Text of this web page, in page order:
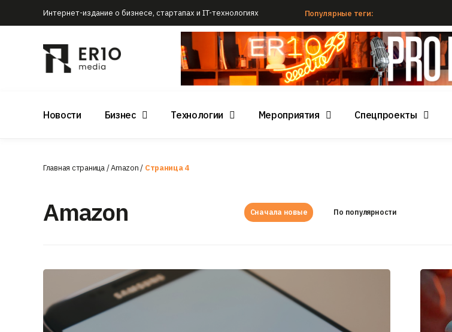
Интернет-издание о бизнесе, стартапах и IT-технологиях Популярные теги:
Новости Бизнес Технологии Мероприятия Спецпроекты
Главная страница/Amazon/ Страница 4
Amazon Сначала новые По популярности